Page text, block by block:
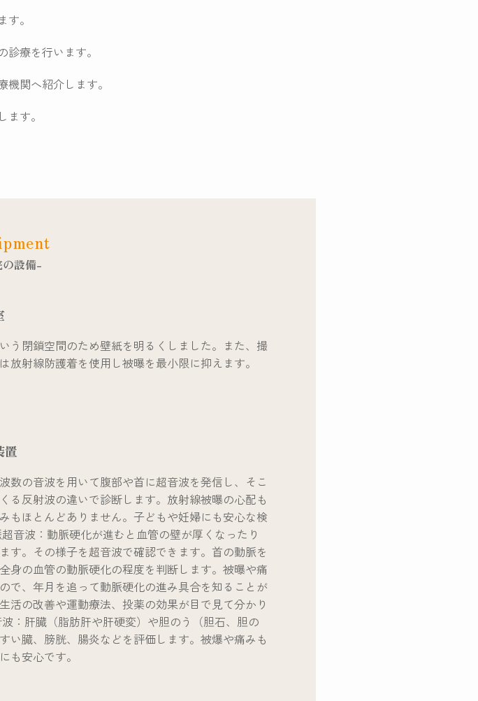
。
療を行います。
関へ紹介します。
す。
設備-
う閉鎖空間のため壁紙を明るくしました。また、撮
放射線防護着を使用し被曝を最小限に抑えます。
置
数の音波を用いて腹部や首に超音波を発信し、そこ
る反射波の違いで診断します。放射線被曝の心配も
もほとんどありません。子どもや妊婦にも安心な検
音波：動脈硬化が進むと血管の壁が厚くなったり
す。その様子を超音波で確認できます。首の動脈を
身の血管の動脈硬化の程度を判断します。被曝や痛
で、年月を追って動脈硬化の進み具合を知ることが
活の改善や運動療法、投薬の効果が目で見て分かり
：肝臓（脂肪肝や肝硬変）や胆のう（胆石、胆の
い臓、膀胱、腸炎などを評価します。被爆や痛みも
も安心です。